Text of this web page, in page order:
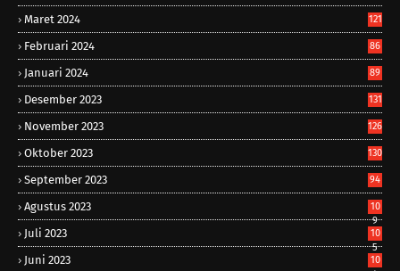
Maret 2024 121
Februari 2024 86
Januari 2024 89
Desember 2023 131
November 2023 126
Oktober 2023 130
September 2023 94
Agustus 2023
10
9
Juli 2023
10
5
Juni 2023
10